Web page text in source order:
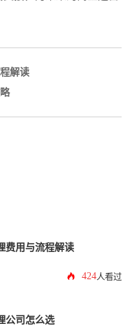
解读
费用与流程解读
424人看过
公司怎么选